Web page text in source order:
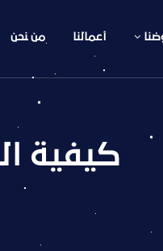
أعمالنا من نحن
كيفية